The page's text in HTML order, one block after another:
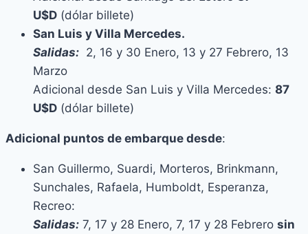
U$D (dólar billete)
San Luis y Villa Mercedes.
Salidas: 2, 16 y 30 Enero, 13 y 27 Febrero, 13
Marzo
Adicional desde San Luis y Villa Mercedes: 87
U$D (dólar billete)
Adicional puntos de embarque desde:
San Guillermo, Suardi, Morteros, Brinkmann,
Sunchales, Rafaela, Humboldt, Esperanza,
Recreo:
Salidas: 7, 17 y 28 Enero, 7, 17 y 28 Febrero sin